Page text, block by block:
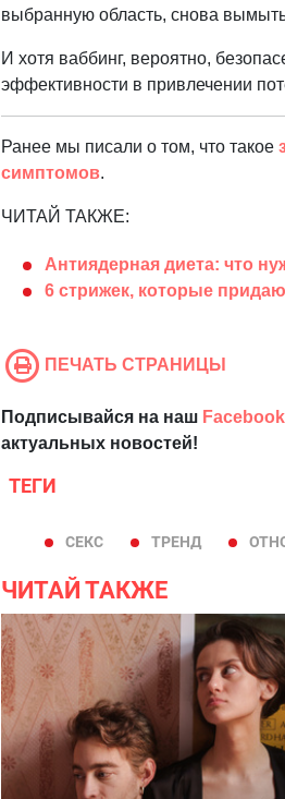
выбранную область, снова
И хотя ваббинг, вероятно,
эффективности в привлечении
Ранее мы писали о том, что такое
симптомов.
ЧИТАЙ ТАКЖЕ:
Антиядерная диета: что
6 стрижек, которые
ПЕЧАТЬ СТРАНИЦЫ
Подписывайся на наш Facebook
актуальных новостей!
ТЕГИ
СЕКС ТРЕНД
ЧИТАЙ ТАКЖЕ